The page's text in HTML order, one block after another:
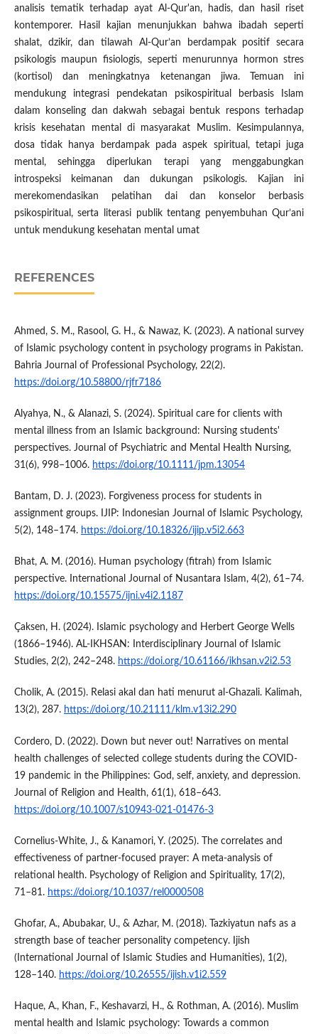
analisis tematik terhadap ayat Al-Qur'an, hadis, dan hasil riset
kontemporer. Hasil kajian menunjukkan bahwa ibadah seperti
shalat, dzikir, dan tilawah Al-Qur’an berdampak positif secara
psikologis maupun fisiologis, seperti menurunnya hormon stres
(kortisol) dan meningkatnya ketenangan jiwa. Temuan ini
mendukung integrasi pendekatan psikospiritual berbasis Islam
dalam konseling dan dakwah sebagai bentuk respons terhadap
krisis kesehatan mental di masyarakat Muslim. Kesimpulannya,
dosa tidak hanya berdampak pada aspek spiritual, tetapi juga
mental, sehingga diperlukan terapi yang menggabungkan
introspeksi keimanan dan dukungan psikologis. Kajian ini
merekomendasikan pelatihan dai dan konselor berbasis
psikospiritual, serta literasi publik tentang penyembuhan Qur’ani
untuk mendukung kesehatan mental umat
REFERENCES
Ahmed, S. M., Rasool, G. H., & Nawaz, K. (2023). A national survey
of Islamic psychology content in psychology programs in Pakistan.
Bahria Journal of Professional Psychology, 22(2).
https://doi.org/10.58800/rjfr7186
Alyahya, N., & Alanazi, S. (2024). Spiritual care for clients with
mental illness from an Islamic background: Nursing students'
perspectives. Journal of Psychiatric and Mental Health Nursing,
31(6), 998–1006. https://doi.org/10.1111/jpm.13054
Bantam, D. J. (2023). Forgiveness process for students in
assignment groups. IJIP: Indonesian Journal of Islamic Psychology,
5(2), 148–174. https://doi.org/10.18326/ijip.v5i2.663
Bhat, A. M. (2016). Human psychology (fitrah) from Islamic
perspective. International Journal of Nusantara Islam, 4(2), 61–74.
https://doi.org/10.15575/ijni.v4i2.1187
Çaksen, H. (2024). Islamic psychology and Herbert George Wells
(1866–1946). AL-IKHSAN: Interdisciplinary Journal of Islamic
Studies, 2(2), 242–248. https://doi.org/10.61166/ikhsan.v2i2.53
Cholik, A. (2015). Relasi akal dan hati menurut al-Ghazali. Kalimah,
13(2), 287. https://doi.org/10.21111/klm.v13i2.290
Cordero, D. (2022). Down but never out! Narratives on mental
health challenges of selected college students during the COVID-
19 pandemic in the Philippines: God, self, anxiety, and depression.
Journal of Religion and Health, 61(1), 618–643.
https://doi.org/10.1007/s10943-021-01476-3
Cornelius‐White, J., & Kanamori, Y. (2025). The correlates and
effectiveness of partner-focused prayer: A meta-analysis of
relational health. Psychology of Religion and Spirituality, 17(2),
71–81. https://doi.org/10.1037/rel0000508
Ghofar, A., Abubakar, U., & Azhar, M. (2018). Tazkiyatun nafs as a
strength base of teacher personality competency. Ijish
(International Journal of Islamic Studies and Humanities), 1(2),
128–140. https://doi.org/10.26555/ijish.v1i2.559
Haque, A., Khan, F., Keshavarzi, H., & Rothman, A. (2016). Muslim
mental health and Islamic psychology: Towards a common